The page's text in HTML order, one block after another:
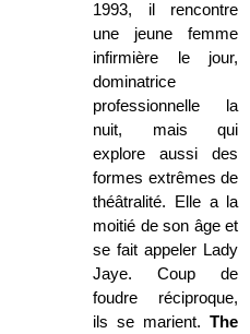
1993, il rencontre
une jeune femme
infirmière le jour,
dominatrice
professionnelle la
nuit, mais qui
explore aussi des
formes extrêmes de
théâtralité. Elle a la
moitié de son âge et
se fait appeler Lady
Jaye. Coup de
foudre réciproque,
ils se marient.The